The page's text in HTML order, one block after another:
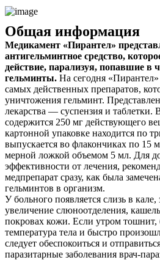
Общая информация
Медикамент «Пирантел»
антигельминтное средство,
действие, парализуя, попавшие в
гельминты. На сегодня
самых действенных препаратов,
уничтожения гельминт.
лекарства — суспензия и таблетки.
содержится 250 мг действующего
картонной упаковке находится по
выпускается во флакончиках по 15
мерной ложкой объемом 5 мл. Для
эффективности от лечения,
медпрепарат сразу, как была
гельминтов в организм.
У больного появляется слизь в кале,
увеличение слюноотделения,
покровах кожи. Если утром
температура тела и быстро
следует обеспокоиться и
паразитарные заболевания врач-